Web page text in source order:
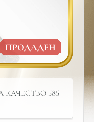
ПРОДАДЕН
КАЧЕСТВО 585